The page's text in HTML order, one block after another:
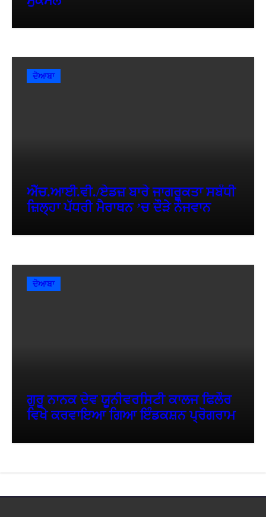
ਦੋਆਬਾ
ਐੱਚ.ਆਈ.ਵੀ./ਏਡਜ਼ ਬਾਰੇ ਜਾਗਰੂਕਤਾ ਸਬੰਧੀ
ਜ਼ਿਲ੍ਹਾ ਪੱਧਰੀ ਮੈਰਾਥਨ ’ਚ ਦੌੜੇ ਨੌਜਵਾਨ
ਦੋਆਬਾ
ਗੁਰੂ ਨਾਨਕ ਦੇਵ ਯੂਨੀਵਰਸਿਟੀ ਕਾਲਜ ਫਿਲੌਰ
ਵਿਖੇ ਕਰਵਾਇਆ ਗਿਆ ਇੰਡਕਸ਼ਨ ਪ੍ਰੋਗਰਾਮ